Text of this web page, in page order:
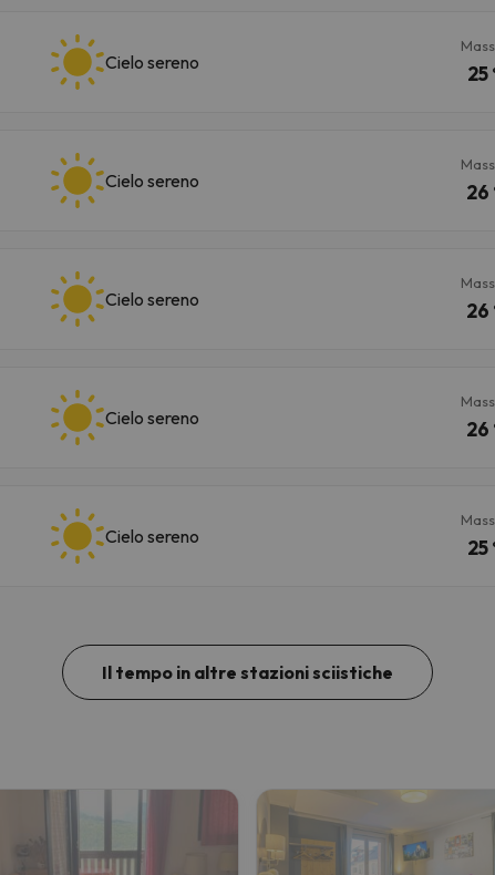
Cielo sereno
25
Cielo sereno
26
Cielo sereno
26
Cielo sereno
26
Cielo sereno
25
Il tempo in altre stazioni sciistiche